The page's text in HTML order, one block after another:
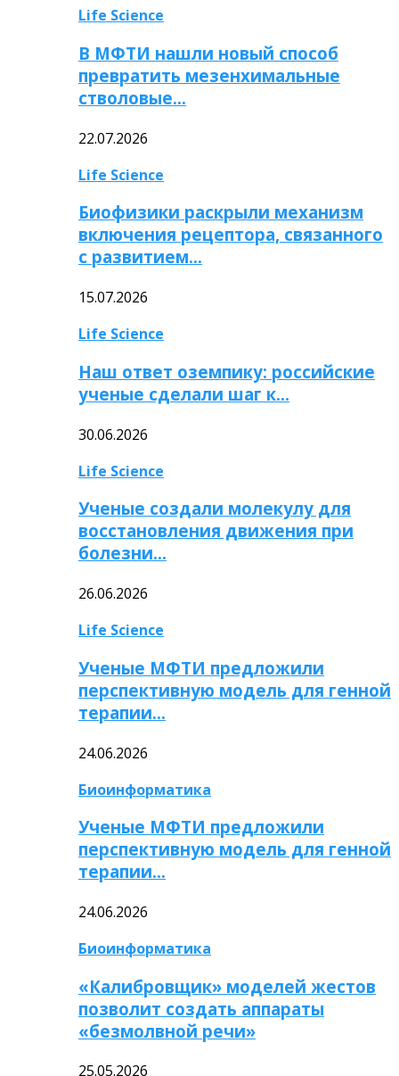
Life Science
В МФТИ нашли новый способ
превратить мезенхимальные
стволовые…
22.07.2026
Life Science
Биофизики раскрыли механизм
включения рецептора, связанного
с развитием…
15.07.2026
Life Science
Наш ответ оземпику: российские
ученые сделали шаг к…
30.06.2026
Life Science
Ученые создали молекулу для
восстановления движения при
болезни…
26.06.2026
Life Science
Ученые МФТИ предложили
перспективную модель для генной
терапии…
24.06.2026
Биоинформатика
Ученые МФТИ предложили
перспективную модель для генной
терапии…
24.06.2026
Биоинформатика
«Калибровщик» моделей жестов
позволит создать аппараты
«безмолвной речи»
25.05.2026